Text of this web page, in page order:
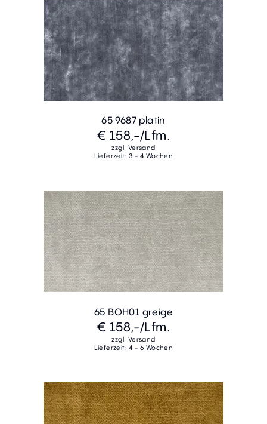
65 9687 platin
€ 158,-/Lfm.
zzgl. Versand
Lieferzeit: 3 - 4 Wochen
65 BOH01 greige
€ 158,-/Lfm.
zzgl. Versand
Lieferzeit: 4 - 6 Wochen